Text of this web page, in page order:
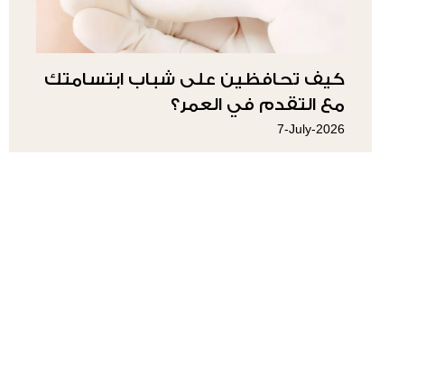
كيف تحافظين على شباب ابتسامتك
مع التقدم في العمر؟
7-July-2026